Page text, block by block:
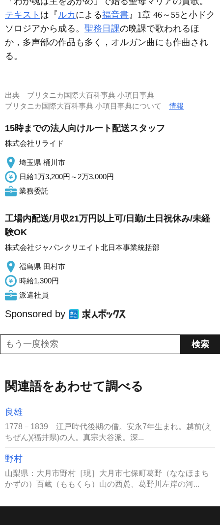
テキスト は『ルカによる福音書』1章 46～55と小ドク
ソロジアから成る。 聖務日課の晩課で歌われるほ
か，多声部の作品も多く，オルガン曲にも作曲され
る。
出典 ブリタニカ国際大百科事典 小項目事典
ブリタニカ国際大百科事典 小項目事典について情報
15時までの法人向けルート配送スタッフ
株式会社リライド
埼玉県 桶川市
日給1万3,200円～2万3,000円
業務委託
工場内配送/月収21万円以上可/日勤/土日祝休み/未経
験OK
株式会社ジャパンクリエイト北日本事業統括部
福島県 田村市
時給1,300円
派遣社員
Sponsored by
関連語をあわせて調べる
良雄
1778－1839 江戸時代後期の僧。安永7年生まれ。越前(え
ちぜん)(福井県)の人。真宗大谷派。深...
野村
山梨県：大月市野村［現］大月市七保町葛野（ななほまち
かずの）百蔵（ももくら）山の西麓、葛野川左岸の河...